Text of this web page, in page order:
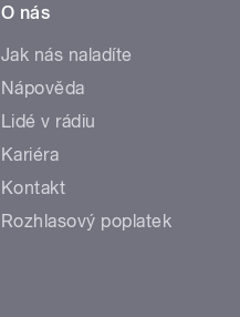
O nás
Jak nás naladíte
Nápověda
Lidé v rádiu
Kariéra
Kontakt
Rozhlasový poplatek